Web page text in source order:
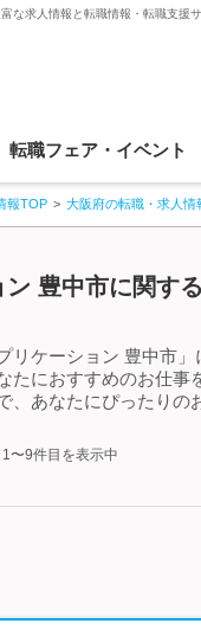
な求人情報と転職情報・転職支援
転職フェア・イベント
報TOP 大阪府の転職・求人情
ン 豊中市に関す
リケーション 豊中市
たにおすすめのお仕
、あなたにぴったりの
1〜9件目を表示中